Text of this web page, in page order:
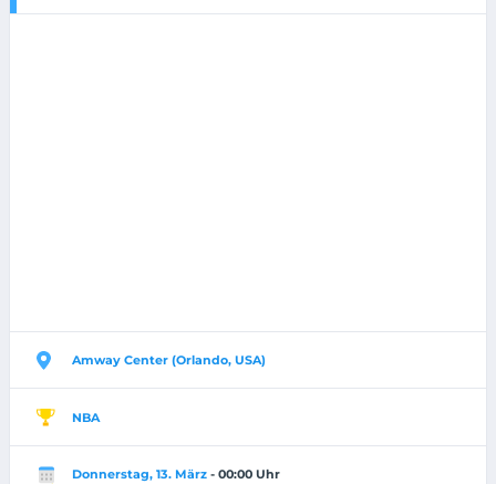
Amway Center (Orlando, USA)
NBA
Donnerstag, 13. März - 00:00 Uhr